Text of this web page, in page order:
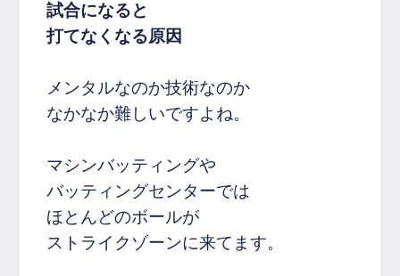
試合になると
打てなくなる原因
メンタルなのか技術なのか
なかなか難しいですよね。
マシンバッティングや
バッティングセンターでは
ほとんどのボールが
ストライクゾーンに来てます。